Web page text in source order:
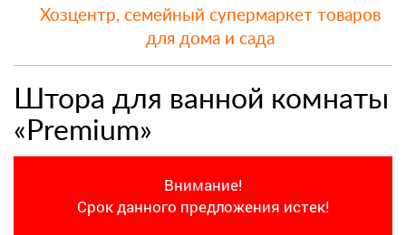
Хозцентр, семейный супермаркет товаров
для дома и сада
Штора для ванной комнаты
«Premium»
Внимание!
Срок данного предложения истек!